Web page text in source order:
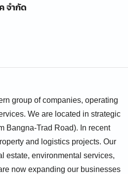
จำกัด
group of companies, operating
We are located in strategic
Bangna-Trad Road). In recent
and logistics projects. Our
estate, environmental services,
now expanding our businesses